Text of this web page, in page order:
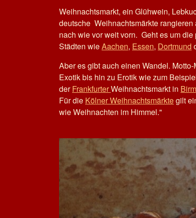
Weihnachtsmarkt, ein Glühwein,
deutsche Weihnachtsmärkte
nach wie vor weit vorn. Geht es um
Städten wieAachen, Essen, Dortmund
Aber es gibt auch einen Wandel.
Exotik bis hin zu Erotik wie zum
derFrankfurterWeihnachtsmarkt in
Für die Kölner Weihnachtsmärktegilt
wie Weihnachten im Himmel."